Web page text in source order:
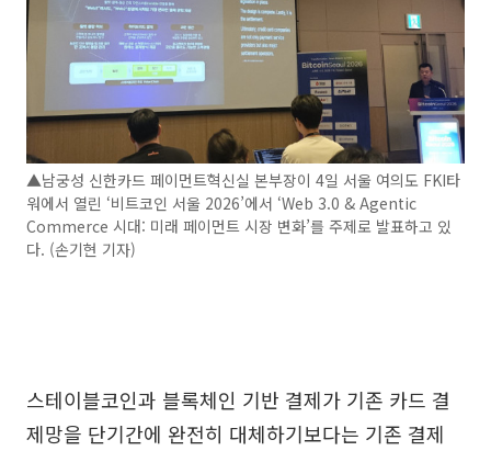
▲남궁성 신한카드 페이먼트혁신실 본부장이 4일 서울 여의도 FKI타
워에서 열린 ‘비트코인 서울 2026’에서 ‘Web 3.0 & Agentic
Commerce 시대: 미래 페이먼트 시장 변화’를 주제로 발표하고 있
다. (손기현 기자)
스테이블코인과 블록체인 기반 결제가 기존 카드 결
제망을 단기간에 완전히 대체하기보다는 기존 결제